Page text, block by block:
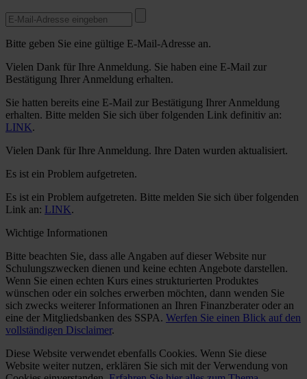
Bitte geben Sie eine gültige E-Mail-Adresse an.
Vielen Dank für Ihre Anmeldung. Sie haben eine E-Mail zur
Bestätigung Ihrer Anmeldung erhalten.
Sie hatten bereits eine E-Mail zur Bestätigung Ihrer Anmeldung
erhalten. Bitte melden Sie sich über folgenden Link definitiv an:
LINK.
Vielen Dank für Ihre Anmeldung. Ihre Daten wurden aktualisiert.
Es ist ein Problem aufgetreten.
Es ist ein Problem aufgetreten. Bitte melden Sie sich über folgenden
Link an: LINK.
Wichtige Informationen
Bitte beachten Sie, dass alle Angaben auf dieser Website nur
Schulungszwecken dienen und keine echten Angebote darstellen.
Wenn Sie einen echten Kurs eines strukturierten Produktes
wünschen oder ein solches erwerben möchten, dann wenden Sie
sich zwecks weiterer Informationen an Ihren Finanzberater oder an
eine der Mitgliedsbanken des SSPA. Werfen Sie einen Blick auf den
vollständigen Disclaimer.
Diese Website verwendet ebenfalls Cookies. Wenn Sie diese
Website weiter nutzen, erklären Sie sich mit der Verwendung von